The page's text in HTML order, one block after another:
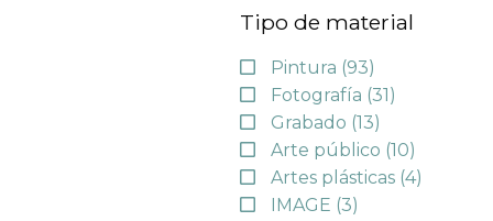
Tipo de material
Pintura (93)
Fotografía (31)
Grabado (13)
Arte público (10)
Artes plásticas (4)
IMAGE (3)